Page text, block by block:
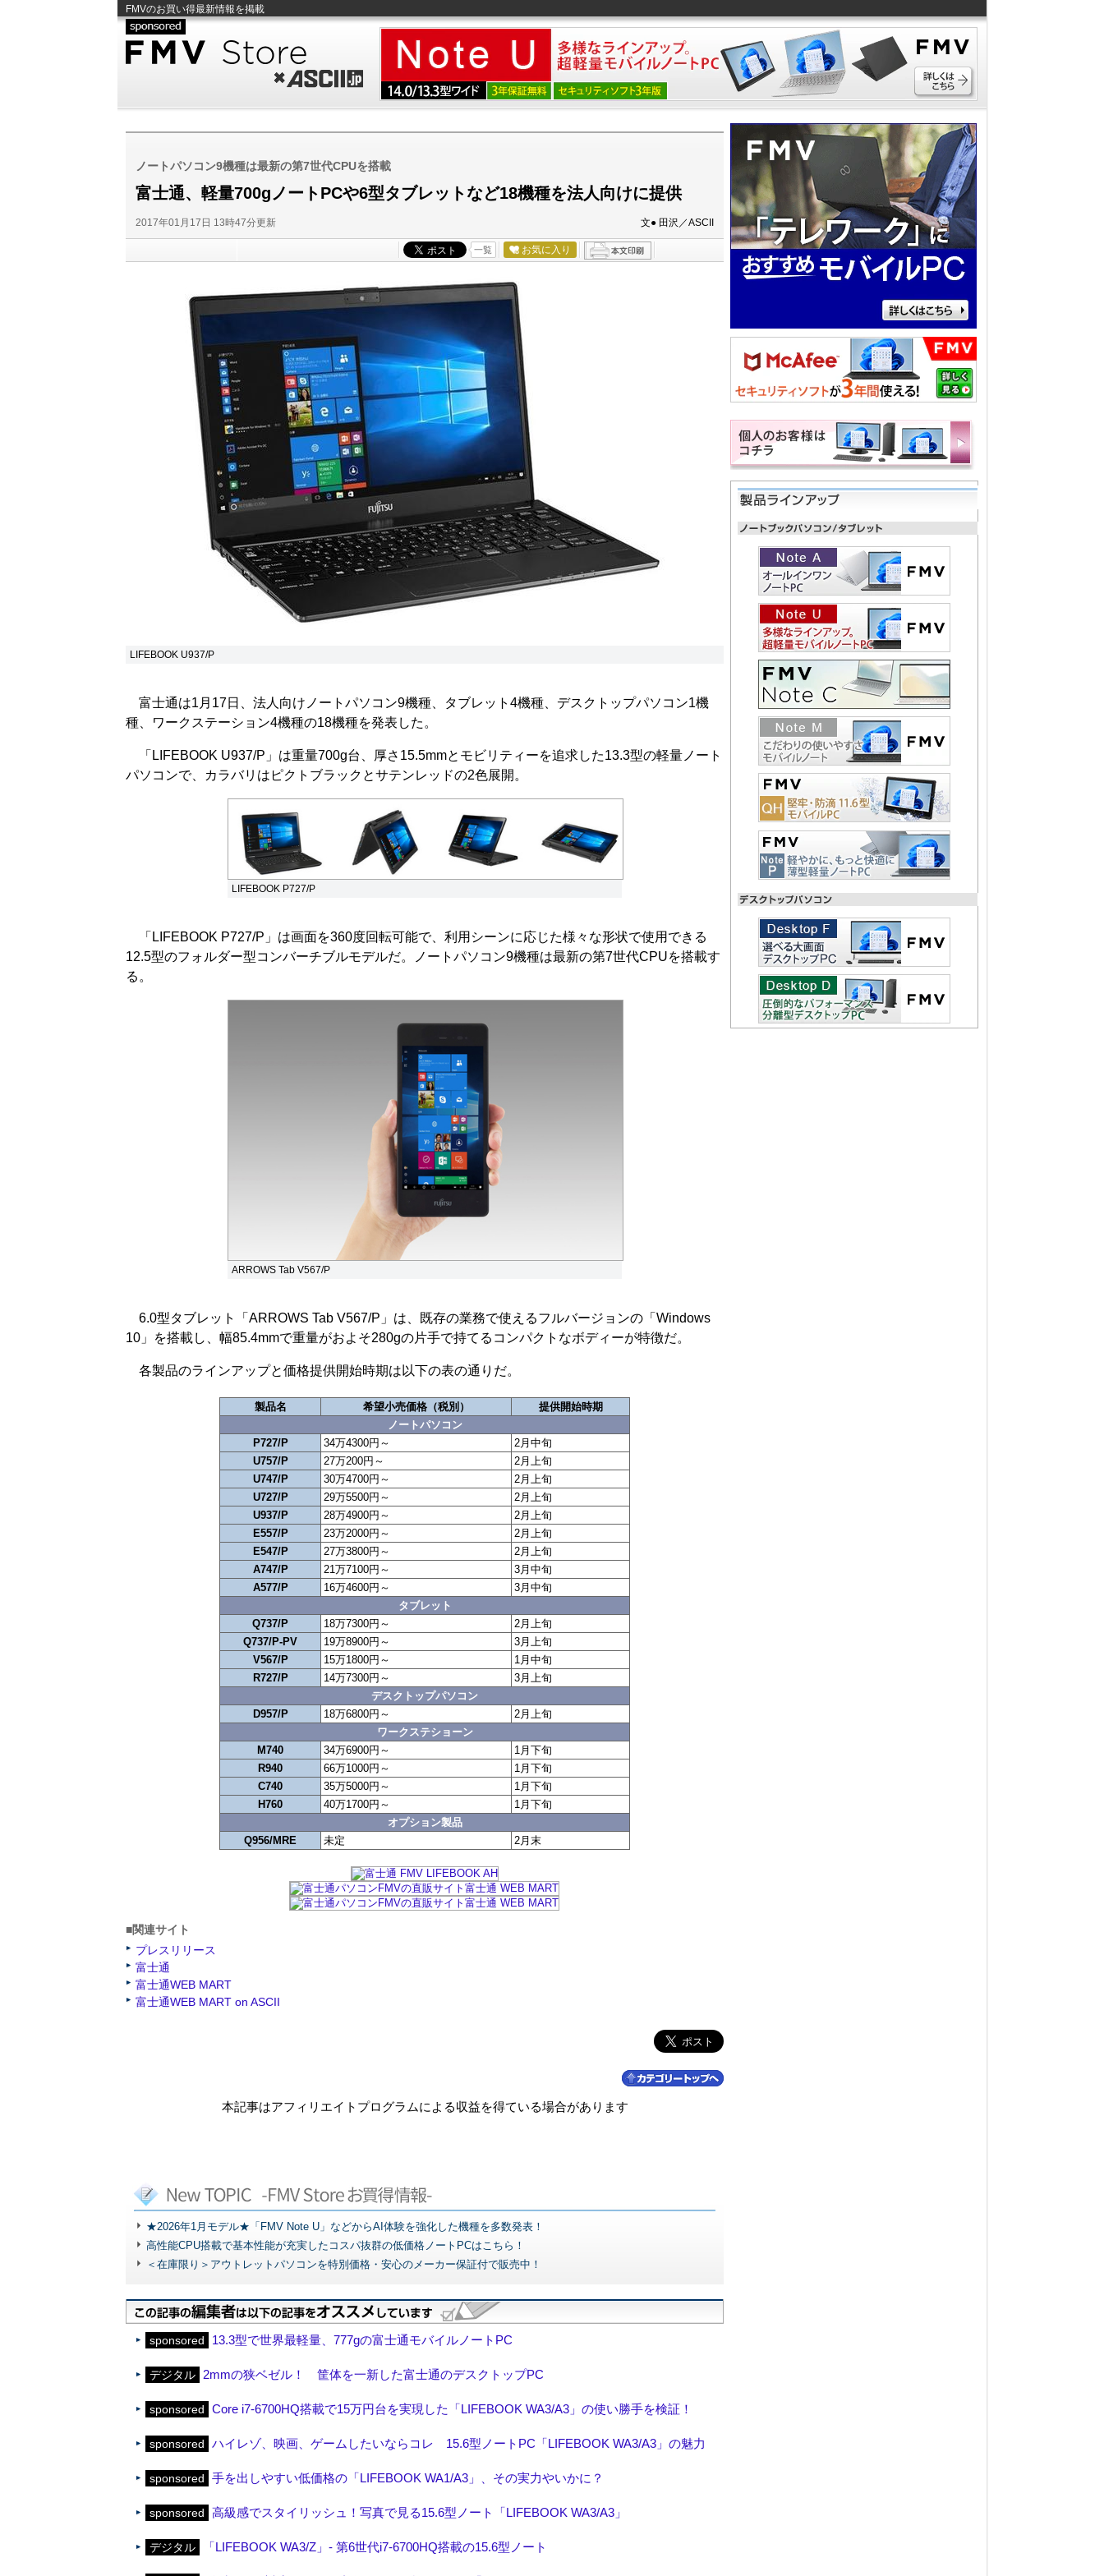
FMVのお買い得最新情報を掲載
ノートパソコン9機種は最新の第7世代CPUを搭載
富士通、軽量700gノートPCや6型タブレットなど18機種を法人向けに提供
2017年01月17日 13時47分更新 文● 田沢／ASCII
一覧 お気に入り
LIFEBOOK U937/P
富士通は1月17日、法人向けノートパソコン9機種、タブレット4機種、デスクトップパソコン1機
種、ワークステーション4機種の18機種を発表した。
「LIFEBOOK U937/P」は重量700g台、厚さ15.5mmとモビリティーを追求した13.3型の軽量ノート
パソコンで、カラバリはピクトブラックとサテンレッドの2色展開。
LIFEBOOK P727/P
「LIFEBOOK P727/P」は画面を360度回転可能で、利用シーンに応じた様々な形状で使用できる
12.5型のフォルダー型コンバーチブルモデルだ。ノートパソコン9機種は最新の第7世代CPUを搭載す
る。
ARROWS Tab V567/P
6.0型タブレット「ARROWS Tab V567/P」は、既存の業務で使えるフルバージョンの「Windows
10」を搭載し、幅85.4mmで重量がおよそ280gの片手で持てるコンパクトなボディーが特徴だ。
各製品のラインアップと価格提供開始時期は以下の表の通りだ。
製品名 希望小売価格（税別）
提供開始時期
ノートパソコン
P727/P
34万4300円～
2月中旬
U757/P
27万200円～
2月上旬
U747/P
30万4700円～
2月上旬
U727/P
29万5500円～
2月上旬
U937/P
28万4900円～
2月上旬
E557/P
23万2000円～
2月上旬
E547/P
27万3800円～
2月上旬
A747/P
21万7100円～
3月中旬
A577/P
16万4600円～
3月中旬
タブレット
Q737/P
18万7300円～
2月上旬
Q737/P-PV
19万8900円～
3月上旬
V567/P
15万1800円～
1月中旬
R727/P
14万7300円～
3月上旬
デスクトップパソコン
D957/P
18万6800円～
2月上旬
ワークステショーン
M740
34万6900円～
1月下旬
R940
66万1000円～
1月下旬
C740
35万5000円～
1月下旬
H760
40万1700円～
1月下旬
オプション製品
Q956/MRE
未定 2月末
■関連サイト
プレスリリース
富士通
富士通WEB MART
富士通WEB MART on ASCII
本記事はアフィリエイトプログラムによる収益を得ている場合があります
★2026年1月モデル★「FMV Note U」などからAI体験を強化した機種を多数発表！
高性能CPU搭載で基本性能が充実したコスパ抜群の低価格ノートPCはこちら！
＜在庫限り＞アウトレットパソコンを特別価格・安心のメーカー保証付で販売中！
sponsored 13.3型で世界最軽量、777gの富士通モバイルノートPC
デジタル 2mmの狭ベゼル！ 筐体を一新した富士通のデスクトップPC
sponsored Core i7-6700HQ搭載で15万円台を実現した「LIFEBOOK WA3/A3」の使い勝手を検証！
sponsored ハイレゾ、映画、ゲームしたいならコレ 15.6型ノートPC「LIFEBOOK WA3/A3」の魅力
sponsored 手を出しやすい低価格の「LIFEBOOK WA1/A3」、その実力やいかに？
sponsored 高級感でスタイリッシュ！写真で見る15.6型ノート「LIFEBOOK WA3/A3」
デジタル 「LIFEBOOK WA3/Z」- 第6世代i7-6700HQ搭載の15.6型ノート